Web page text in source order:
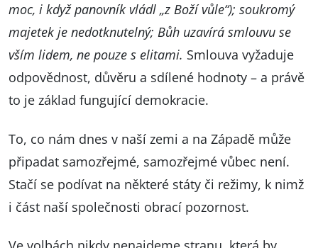
moc, i když panovník vládl „z Boží vůle“); soukromý
majetek je nedotknutelný; Bůh uzavírá smlouvu se
vším lidem, ne pouze s elitami. Smlouva vyžaduje
odpovědnost, důvěru a sdílené hodnoty – a právě
to je základ fungující demokracie.
To, co nám dnes v naší zemi a na Západě může
připadat samozřejmé, samozřejmé vůbec není.
Stačí se podívat na některé státy či režimy, k nimž
i část naší společnosti obrací pozornost.